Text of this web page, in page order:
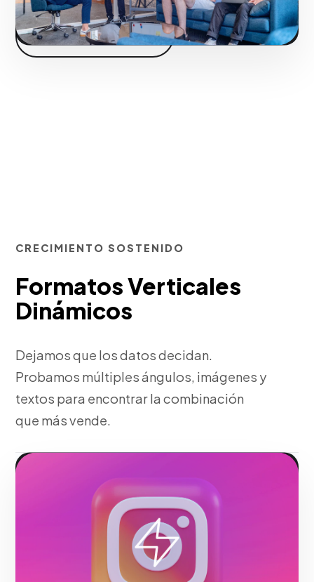
Iniciar proyecto
CRECIMIENTO SOSTENIDO
Formatos Verticales
Dinámicos
Dejamos que los datos decidan.
Probamos múltiples ángulos, imágenes y
textos para encontrar la combinación
que más vende.
Fase 3:
Hacerlo realidad